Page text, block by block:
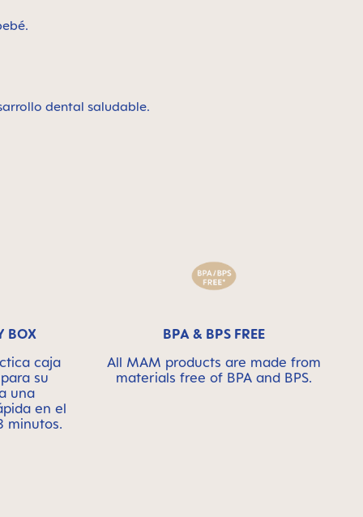
dental saludable.
BOX
caja
su
una
en el
minutos.
BPA & BPS FREE
All MAM products are made from
materials free of BPA and BPS.